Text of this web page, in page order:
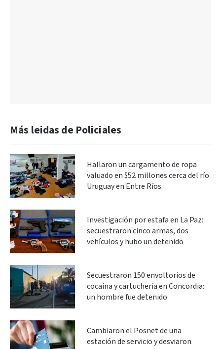
Más leidas de Policiales
Hallaron un cargamento de ropa
valuado en $52 millones cerca del río
Uruguay en Entre Ríos
Investigación por estafa en La Paz:
secuestraron cinco armas, dos
vehículos y hubo un detenido
Secuestraron 150 envoltorios de
cocaína y cartuchería en Concordia:
un hombre fue detenido
Cambiaron el Posnet de una
estación de servicio y desviaron